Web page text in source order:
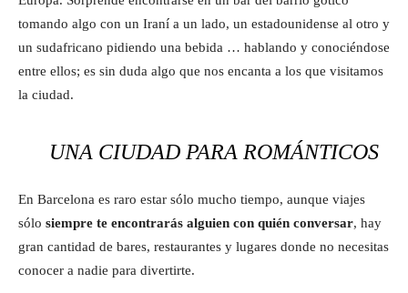
tomando algo con un Iraní a un lado, un estadounidense al otro y
un sudafricano pidiendo una bebida … hablando y conociéndose
entre ellos; es sin duda algo que nos encanta a los que visitamos
la ciudad.
UNA CIUDAD PARA ROMÁNTICOS
En Barcelona es raro estar sólo mucho tiempo, aunque viajes
sólo siempre te encontrarás alguien con quién conversar, hay
gran cantidad de bares, restaurantes y lugares donde no necesitas
conocer a nadie para divertirte.